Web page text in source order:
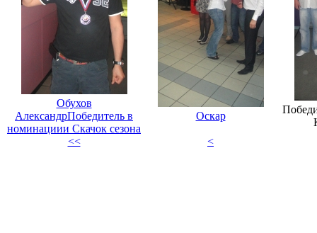
Обухов
АлександрПобедитель в
номинациии Скачок сезона
Оскар
<<
<